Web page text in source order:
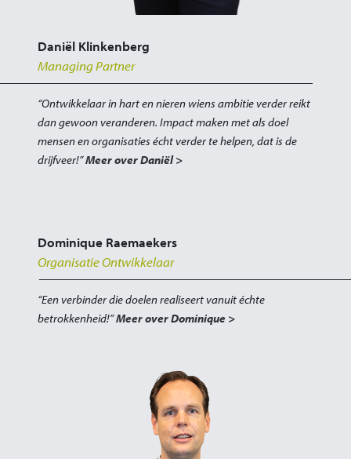
Daniël Klinkenberg
Managing Partner
“Ontwikkelaar in hart en nieren wiens ambitie verder reikt
dan gewoon veranderen. Impact maken met als doel
mensen en organisaties écht verder te helpen, dat is de
drijfveer!”Meer over Daniël >
Dominique Raemaekers
Organisatie Ontwikkelaar
“Een verbinder die doelen realiseert vanuit échte
betrokkenheid!”Meer over Dominique >